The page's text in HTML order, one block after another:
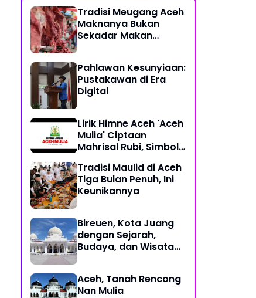
Tradisi Meugang Aceh
Maknanya Bukan
Sekadar Makan
Pahlawan Kesunyiaan:
Pustakawan di Era
Digital
Lirik Himne Aceh 'Aceh
Mulia' Ciptaan
Mahrisal Rubi, Simbol
dan Perjuangan
Tradisi Maulid di Aceh
Tiga Bulan Penuh, Ini
Keunikannya
Bireuen, Kota Juang
dengan Sejarah,
Budaya, dan Wisata
Aceh, Tanah Rencong
Nan Mulia